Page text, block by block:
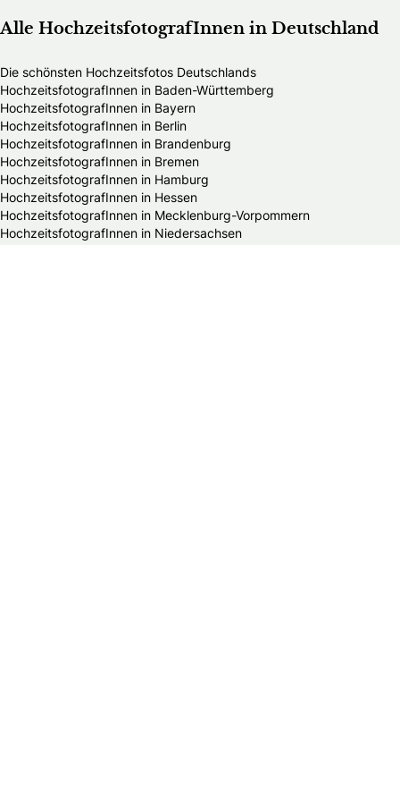
Alle HochzeitsfotografInnen in Deutschland
Die schönsten Hochzeitsfotos Deutschlands
HochzeitsfotografInnen in Baden-Württemberg
HochzeitsfotografInnen in Bayern
HochzeitsfotografInnen in Berlin
HochzeitsfotografInnen in Brandenburg
HochzeitsfotografInnen in Bremen
HochzeitsfotografInnen in Hamburg
HochzeitsfotografInnen in Hessen
HochzeitsfotografInnen in Mecklenburg-Vorpommern
HochzeitsfotografInnen in Niedersachsen